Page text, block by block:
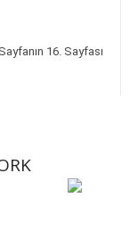
16. Sayfası